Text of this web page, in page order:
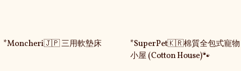
*Moncheri🇯🇵 三用軟墊床
*SuperPet🇰🇷棉質全包式寵物
小屋 (Cotton House)🐾